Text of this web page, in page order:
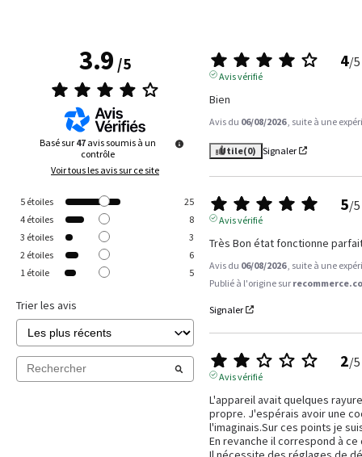
3.9/5
Basé sur 47 avis soumis à un
contrôle
Voir tous les avis sur ce site
5 étoiles
25
4 étoiles
8
3 étoiles
3
2 étoiles
6
1 étoile 5
Trier les avis
4/5
Avis vérifié
Bien
Avis du 06/08/2026 , suite à une
Utile(0) Signaler
5/5
Avis vérifié
Très Bon état fonctionne
Avis du 06/08/2026 , suite à une
Publié à l'origine sur
Signaler
2/5
Avis vérifié
L'appareil avait quelques
propre. J'espérais avoir une
l'imaginais.Sur ces points je
En revanche il correspond à ce